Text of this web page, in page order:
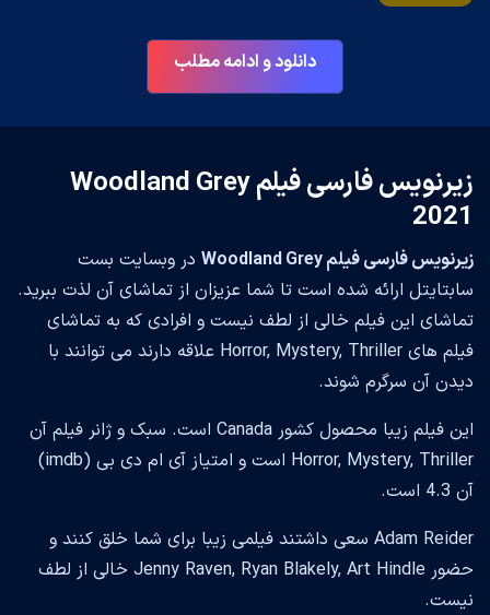
دانلود و ادامه مطلب
زیرنویس فارسی فیلم Woodland Grey
2021
زیرنویس فارسی فیلم Woodland Grey
در وبسایت بست
سابتایتل ارائه شده است تا شما عزیزان از تماشای آن لذت ببرید.
تماشای این فیلم خالی از لطف نیست و افرادی که به تماشای
فیلم های Horror, Mystery, Thriller علاقه دارند می توانند با
دیدن آن سرگرم شوند.
این فیلم زیبا محصول کشور Canada است. سبک و ژانر فیلم آن
Horror, Mystery, Thriller است و امتیاز آی ام دی بی (imdb)
آن 4.3 است.
Adam Reider سعی داشتند فیلمی زیبا برای شما خلق کنند و
حضور Jenny Raven, Ryan Blakely, Art Hindle خالی از لطف
نیست.